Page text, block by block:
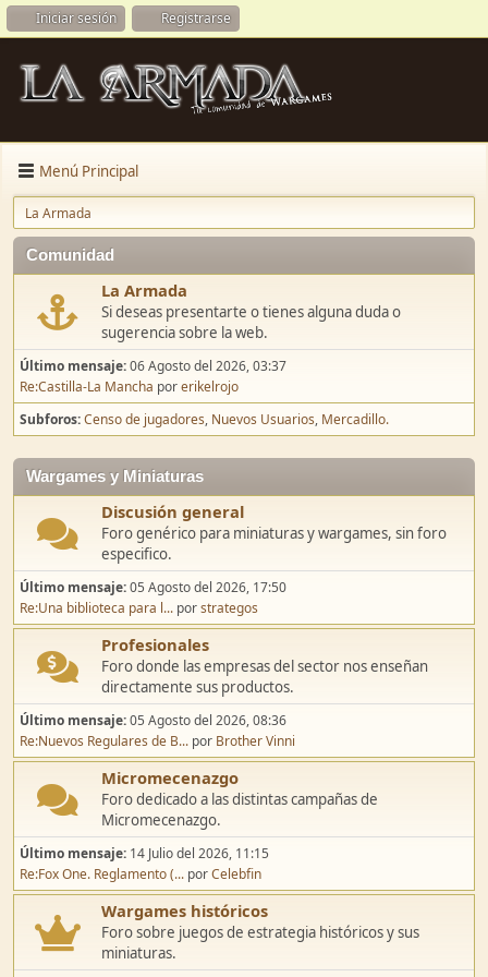
Iniciar sesión Registrarse
Menú Principal
La Armada
Comunidad
La Armada
Si deseas presentarte o tienes alguna duda o
sugerencia sobre la web.
Último mensaje:06 Agosto del 2026, 03:37
Re:Castilla-La Mancha porerikelrojo
Subforos Censo de jugadores Nuevos Usuarios Mercadillo.
Wargames y Miniaturas
Discusión general
Foro genérico para miniaturas y wargames, sin foro
especifico.
Último mensaje:05 Agosto del 2026, 17:50
Re:Una biblioteca para l... porstrategos
Profesionales
Foro donde las empresas del sector nos enseñan
directamente sus productos.
Último mensaje:05 Agosto del 2026, 08:36
Re:Nuevos Regulares de B... por Brother Vinni
Micromecenazgo
Foro dedicado a las distintas campañas de
Micromecenazgo.
Último mensaje: 14 Julio del 2026, 11:15
Re:Fox One. Reglamento (... porCelebfin
Wargames históricos
Foro sobre juegos de estrategia históricos y sus
miniaturas.